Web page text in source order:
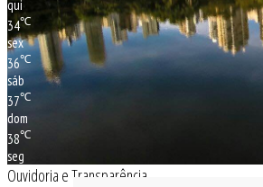
qui
34℃
sex
36℃
sáb
37℃
dom
38℃
seg
Ouvidoria e Transparência